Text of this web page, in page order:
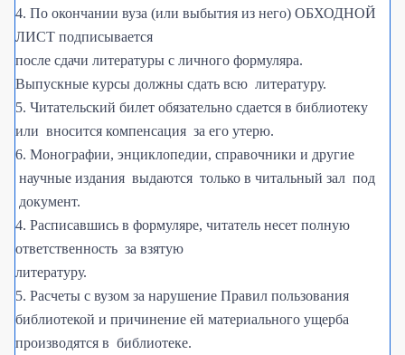
4. По окончании вуза (или выбытия из него) ОБХОДНОЙ
ЛИСТ подписывается
после сдачи литературы с личного формуляра.
Выпускные курсы должны сдать всю литературу.
5. Читательский билет обязательно сдается в библиотеку
или вносится компенсация за его утерю.
6. Монографии, энциклопедии, справочники и другие
научные издания выдаются только в читальный зал под
документ.
4. Расписавшись в формуляре, читатель несет полную
ответственность за взятую
литературу.
5. Расчеты с вузом за нарушение Правил пользования
библиотекой и причинение ей материального ущерба
производятся в библиотеке.